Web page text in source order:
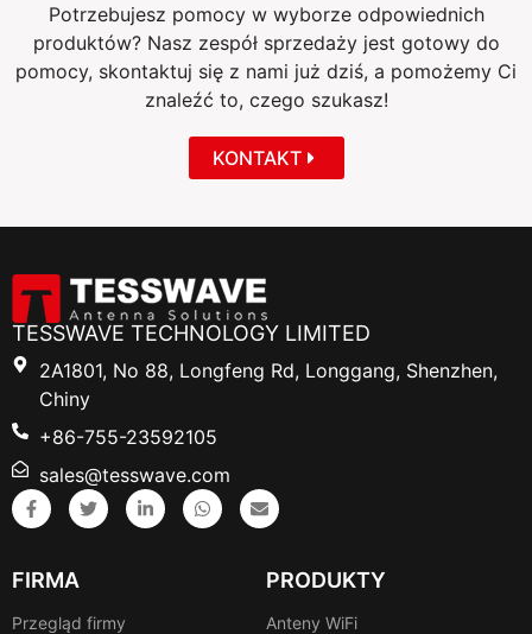
Potrzebujesz pomocy w wyborze odpowiednich
produktów? Nasz zespół sprzedaży jest gotowy do
pomocy, skontaktuj się z nami już dziś, a pomożemy Ci
znaleźć to, czego szukasz!
KONTAKT
TESSWAVE TECHNOLOGY LIMITED
2A1801, No 88, Longfeng Rd, Longgang, Shenzhen,
Chiny
+86-755-23592105
sales@tesswave.com
FIRMA
Przegląd firmy
PRODUKTY
Anteny WiFi